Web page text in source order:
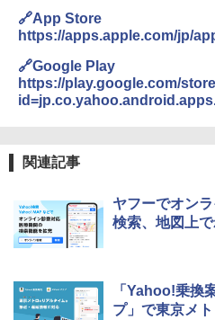
🔗App Store
https://apps.apple.com/jp/
🔗Google Play
https://play.google.com/
関連記事
ヤフーでオン
検索、地図上
「Yahoo!乗換
プ」で東京メ